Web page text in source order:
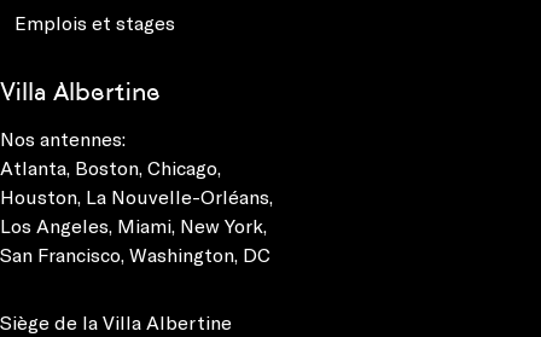
Emplois et stages
Villa Albertine
Nos antennes:
Atlanta Boston Chicago
Houston La Nouvelle-Orléans
Los Angeles Miami New York
San Francisco Washington, DC
Siège de la Villa Albertine